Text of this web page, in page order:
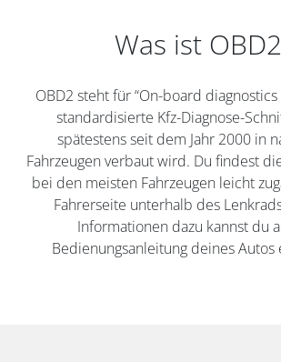
Was ist
OBD2 steht für “On-board
standardisierte Kfz-Diagnose-
spätestens seit dem Jahr 2000 in
Fahrzeugen verbaut wird. Du findest
bei den meisten Fahrzeugen leicht
Fahrerseite unterhalb des
Informationen dazu kannst du
Bedienungsanleitung deines Autos